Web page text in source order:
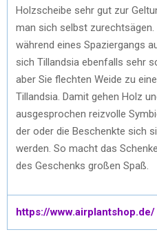
Holzscheibe sehr gut zur
man sich selbst
während eines Spaziergangs
sich Tillandsia ebenfalls sehr
aber Sie flechten Weide zu
Tillandsia. Damit gehen Holz
ausgesprochen reizvolle
der oder die Beschenkte sich
werden. So macht das
des Geschenks großen Spaß.
https://www.airplantshop.de/